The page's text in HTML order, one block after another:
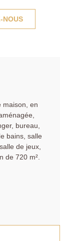
NOUS
maison, en
bureau,
bains, salle
de jeux,
de 720 m².